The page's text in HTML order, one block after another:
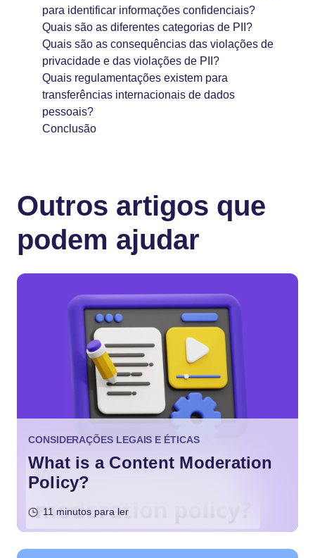
para identificar informações confidenciais?
Quais são as diferentes categorias de PII?
Quais são as consequências das violações de
privacidade e das violações de PII?
Quais regulamentações existem para
transferências internacionais de dados
pessoais?
Conclusão
Outros artigos que
podem ajudar
CONSIDERAÇÕES LEGAIS E ÉTICAS
What is a Content Moderation
Policy?
11 minutos para ler